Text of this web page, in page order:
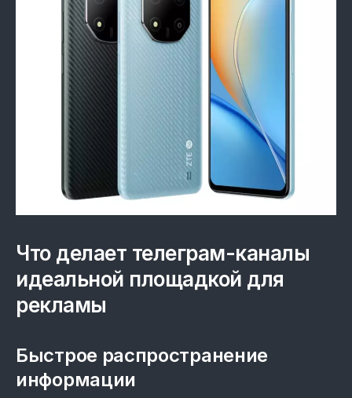
Что делает телеграм-каналы
идеальной площадкой для
рекламы
Быстрое распространение
информации